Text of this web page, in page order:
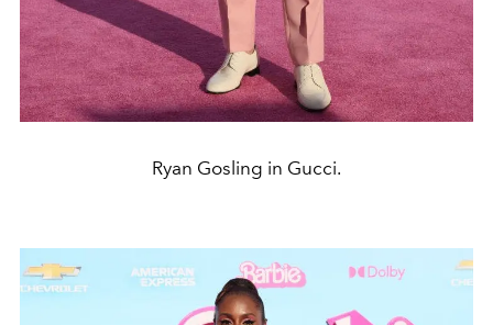
Ryan Gosling in Gucci.